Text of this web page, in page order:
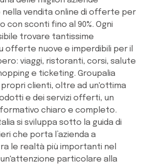
nella vendita online di offerte per
con sconti fino al 90%. Ogni
trovare tantissime
offerte nuove e imperdibili per il
viaggi, ristoranti, corsi, salute
e ticketing. Groupalia
clienti, oltre ad un'ottima
e dei servizi offerti, un
chiaro e completo.
si sviluppa sotto la guida di
che porta l’azienda a
le realtà più importanti nel
particolare alla